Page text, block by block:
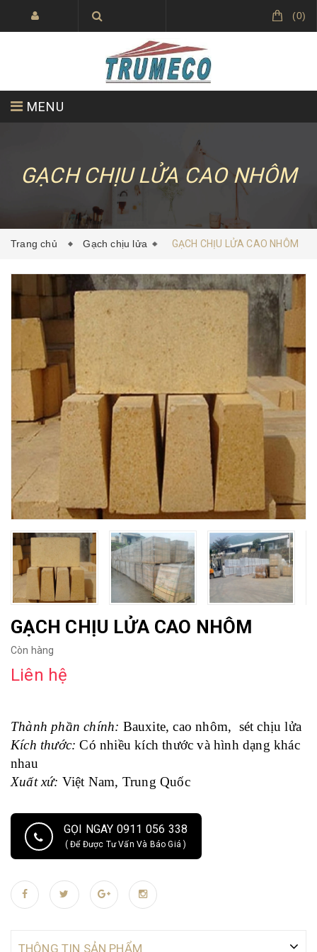
(0)
MENU
SẢN PHẨM
DỰ ÁN ĐÃ THỰC HIỆN
GẠCH CHỊU LỬA CAO NHÔM
Trang chủ Gạch chịu lửa GẠCH CHỊU LỬA CAO NHÔM
GẠCH CHỊU LỬA CAO NHÔM
Còn hàng
Liên hệ
Thành phần chính: Bauxite, cao nhôm, sét chịu lửa
Kích thước:Có nhiều kích thước và hình dạng khác
nhau
Xuất xứ: Việt Nam, Trung Quốc
GỌI NGAY 0911 056 338
( Để Được Tư Vấn Và Báo Giá )
THÔNG TIN SẢN PHẨM